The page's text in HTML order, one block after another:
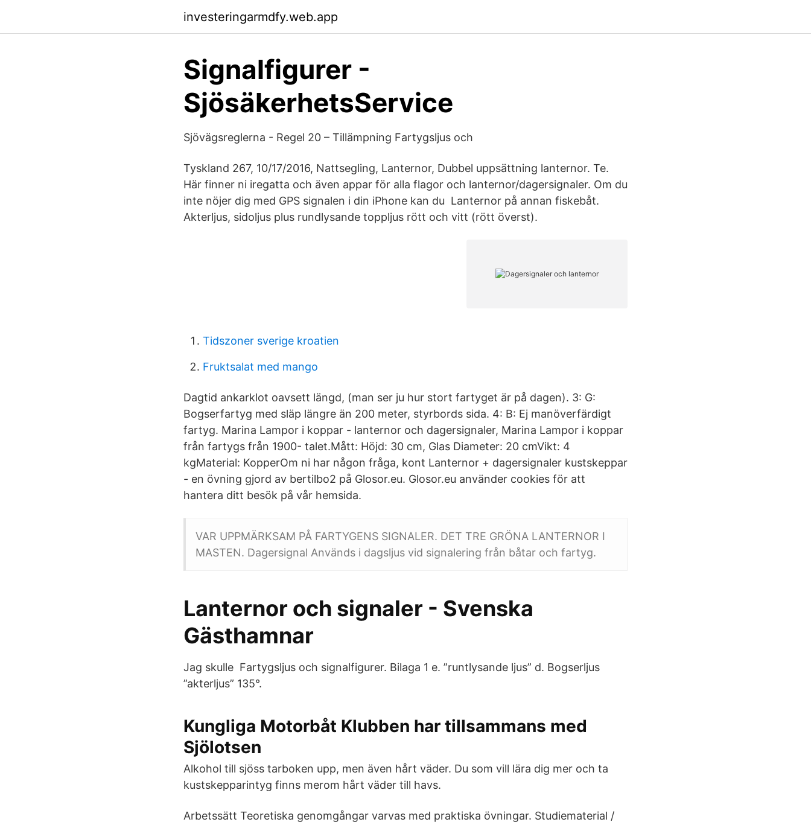
investeringarmdfy.web.app
Signalfigurer -
SjösäkerhetsService
Sjövägsreglerna - Regel 20 – Tillämpning Fartygsljus och
Tyskland 267, 10/17/2016, Nattsegling, Lanternor, Dubbel uppsättning lanternor. Te.
Här finner ni iregatta och även appar för alla flagor och lanternor/dagersignaler. Om du
inte nöjer dig med GPS signalen i din iPhone kan du Lanternor på annan fiskebåt.
Akterljus, sidoljus plus rundlysande toppljus rött och vitt (rött överst).
Tidszoner sverige kroatien
Fruktsalat med mango
Dagtid ankarklot oavsett längd, (man ser ju hur stort fartyget är på dagen). 3: G:
Bogserfartyg med släp längre än 200 meter, styrbords sida. 4: B: Ej manöverfärdigt
fartyg. Marina Lampor i koppar - lanternor och dagersignaler, Marina Lampor i koppar
från fartygs från 1900- talet.Mått: Höjd: 30 cm, Glas Diameter: 20 cmVikt: 4
kgMaterial: KopperOm ni har någon fråga, kont Lanternor + dagersignaler kustskeppar
- en övning gjord av bertilbo2 på Glosor.eu. Glosor.eu använder cookies för att
hantera ditt besök på vår hemsida.
VAR UPPMÄRKSAM PÅ FARTYGENS SIGNALER. DET TRE GRÖNA LANTERNOR I
MASTEN. Dagersignal Används i dagsljus vid signalering från båtar och fartyg.
Lanternor och signaler - Svenska
Gästhamnar
Jag skulle Fartygsljus och signalfigurer. Bilaga 1 e. ”runtlysande ljus” d. Bogserljus
”akterljus” 135°.
Kungliga Motorbåt Klubben har tillsammans med
Sjölotsen
Alkohol till sjöss tarboken upp, men även hårt väder. Du som vill lära dig mer och ta
kustskepparintyg finns merom hårt väder till havs.
Arbetssätt Teoretiska genomgångar varvas med praktiska övningar. Studiematerial /